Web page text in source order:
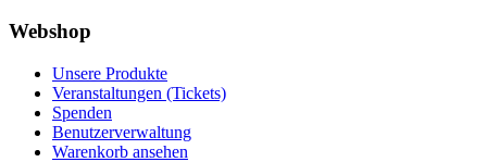
Webshop
Unsere Produkte
Veranstaltungen (Tickets)
Spenden
Benutzerverwaltung
Warenkorb ansehen